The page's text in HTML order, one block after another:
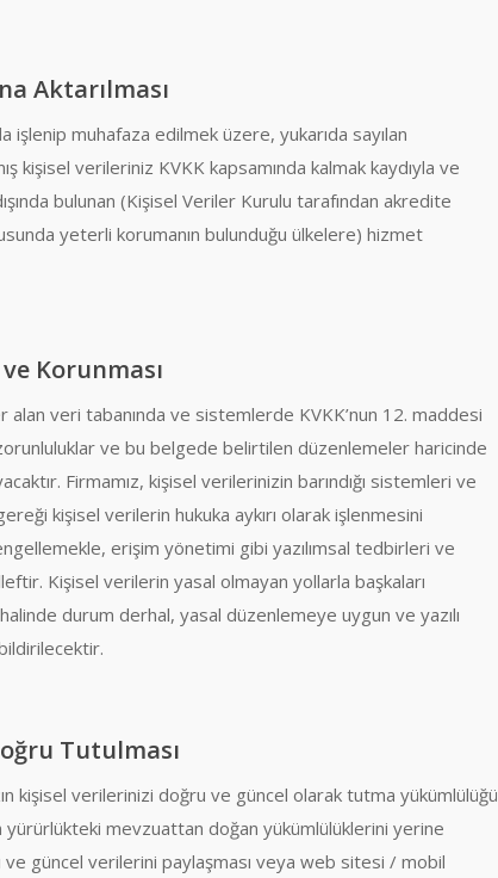
Aktarılması
işlenip muhafaza edilmek üzere, yukarıda sayılan
kişisel verileriniz KVKK kapsamında kalmak kaydıyla ve
bulunan (Kişisel Veriler Kurulu tarafından akredite
yeterli korumanın bulunduğu ülkelere) hizmet
Korunması
veri tabanında ve sistemlerde KVKK’nun 12. maddesi
ve bu belgede belirtilen düzenlemeler haricinde
Firmamız, kişisel verilerinizin barındığı sistemleri ve
kişisel verilerin hukuka aykırı olarak işlenmesini
erişim yönetimi gibi yazılımsal tedbirleri ve
Kişisel verilerin yasal olmayan yollarla başkaları
durum derhal, yasal düzenlemeye uygun ve yazılı
Tutulması
kişisel verilerinizi doğru ve güncel olarak tutma yükümlülüğü
yürürlükteki mevzuattan doğan yükümlülüklerini yerine
güncel verilerini paylaşması veya web sitesi / mobil